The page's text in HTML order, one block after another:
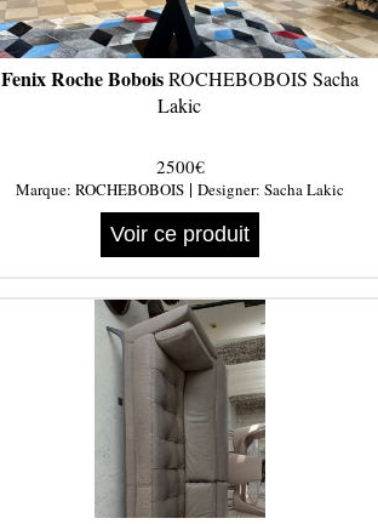
Fenix Roche BoboisROCHEBOBOIS Sacha
Lakic
2500€
Marque: ROCHEBOBOIS | Designer: Sacha Lakic
Voir ce produit